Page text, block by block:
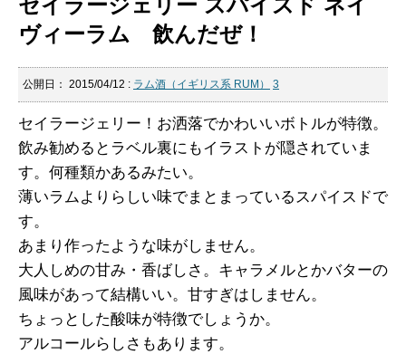
セイラージェリー スパイスド ネイ
ヴィーラム 飲んだぜ！
公開日： 2015/04/12 : ラム酒（イギリス系 RUM） 3
セイラージェリー！お洒落でかわいいボトルが特徴。
飲み勧めるとラベル裏にもイラストが隠されていま
す。何種類かあるみたい。
薄いラムよりらしい味でまとまっているスパイスドで
す。
あまり作ったような味がしません。
大人しめの甘み・香ばしさ。キャラメルとかバターの
風味があって結構いい。甘すぎはしません。
ちょっとした酸味が特徴でしょうか。
アルコールらしさもあります。